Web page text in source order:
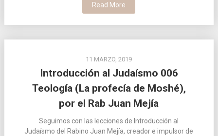
Read More
11 MARZO, 2019
Introducción al Judaísmo 006
Teología (La profecía de Moshé),
por el Rab Juan Mejía
Seguimos con las lecciones de Introducción al
Judaísmo del Rabino Juan Mejía, creador e impulsor de